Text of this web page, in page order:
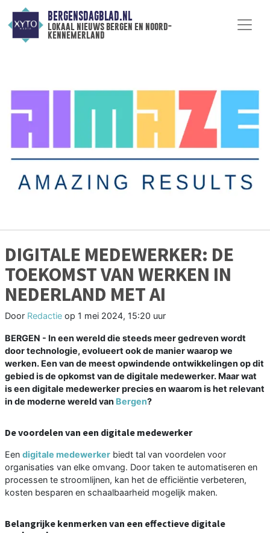
BERGENSDAGBLAD.NL
lokaal nieuws bergen en noord-
kennemerland
DIGITALE MEDEWERKER: DE
TOEKOMST VAN WERKEN IN
NEDERLAND MET AI
Door Redactie op 1 mei 2024, 15:20 uur
BERGEN - In een wereld die steeds meer gedreven wordt
door technologie, evolueert ook de manier waarop we
werken. Een van de meest opwindende ontwikkelingen op dit
gebied is de opkomst van de digitale medewerker. Maar wat
is een digitale medewerker precies en waarom is het relevant
in de moderne wereld van Bergen?
De voordelen van een digitale medewerker
Een digitale medewerker biedt tal van voordelen voor
organisaties van elke omvang. Door taken te automatiseren en
processen te stroomlijnen, kan het de efficiëntie verbeteren,
kosten besparen en schaalbaarheid mogelijk maken.
Belangrijke kenmerken van een effectieve digitale